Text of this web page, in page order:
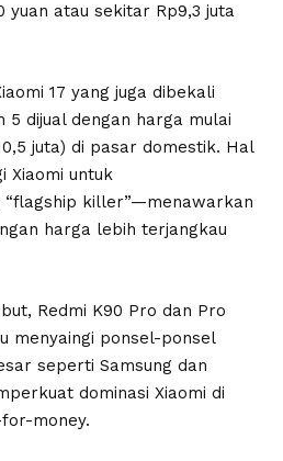
yuan atau sekitar Rp9,3 juta
17 yang juga dibekali
5 dijual dengan harga mulai
juta) di pasar domestik. Hal
Xiaomi untuk
killer”—menawarkan
harga lebih terjangkau
Redmi K90 Pro dan Pro
menyaingi ponsel-ponsel
seperti Samsung dan
dominasi Xiaomi di
money.